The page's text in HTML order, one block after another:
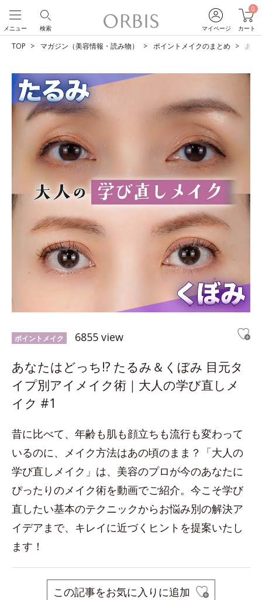
マイページ
0
カート
検索
メニュー
TOP マガジン（美容情報・読み物） ポイントメイクのまとめ あな
ポイントメイク 6855 view
あなたはどっち!? たるみ＆くぼみ 目元タ
イプ別アイメイク術｜大人の学び直しメ
イク #1
昔に比べて、年齢も肌も顔立ちも流行も変わって
いるのに、メイク方法はあの頃のまま？「大人の
学び直しメイク」は、美容のプロが今のあなたに
ぴったりのメイク術を動画でご紹介。今こそ学び
直したい基本のテクニックからお悩み別の解決ア
イデアまで、キレイに近づくヒントを提案いたし
ます！
この記事をお気に入りに追加